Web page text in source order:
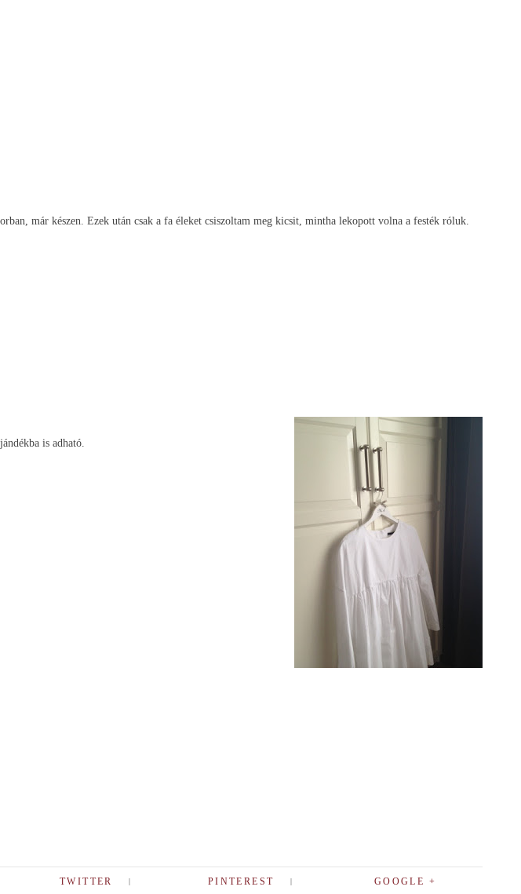
már készen. Ezek után csak a fa éleket csiszoltam meg kicsit, mintha lekopott volna a festék róluk.
is adható.
TWITTER PINTEREST GOOGLE +